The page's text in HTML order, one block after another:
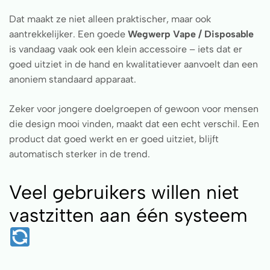
Dat maakt ze niet alleen praktischer, maar ook
aantrekkelijker. Een goede Wegwerp Vape / Disposable
is vandaag vaak ook een klein accessoire – iets dat er
goed uitziet in de hand en kwalitatiever aanvoelt dan een
anoniem standaard apparaat.
Zeker voor jongere doelgroepen of gewoon voor mensen
die design mooi vinden, maakt dat een echt verschil. Een
product dat goed werkt en er goed uitziet, blijft
automatisch sterker in de trend.
Veel gebruikers willen niet
vastzitten aan één systeem